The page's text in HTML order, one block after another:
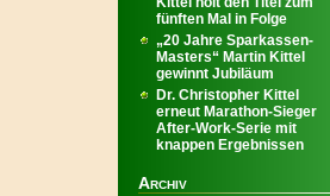
fünften Mal in Folge
„20 Jahre Sparkassen-
Masters“ Martin Kittel
gewinnt Jubiläum
Dr. Christopher Kittel
erneut Marathon-Sieger
After-Work-Serie mit
knappen Ergebnissen
Archiv